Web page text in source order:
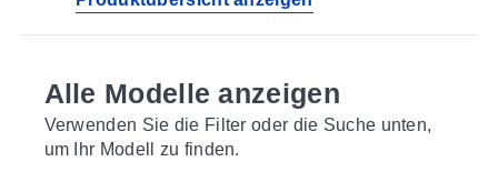
Alle Modelle anzeigen
Verwenden Sie die Filter oder die Suche unten,
um Ihr Modell zu finden.